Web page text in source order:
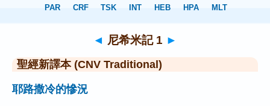
> 尼希米記 1
◄ 尼希米記 1 ►
聖經新譯本 (CNV Traditional)
耶路撒冷的慘況